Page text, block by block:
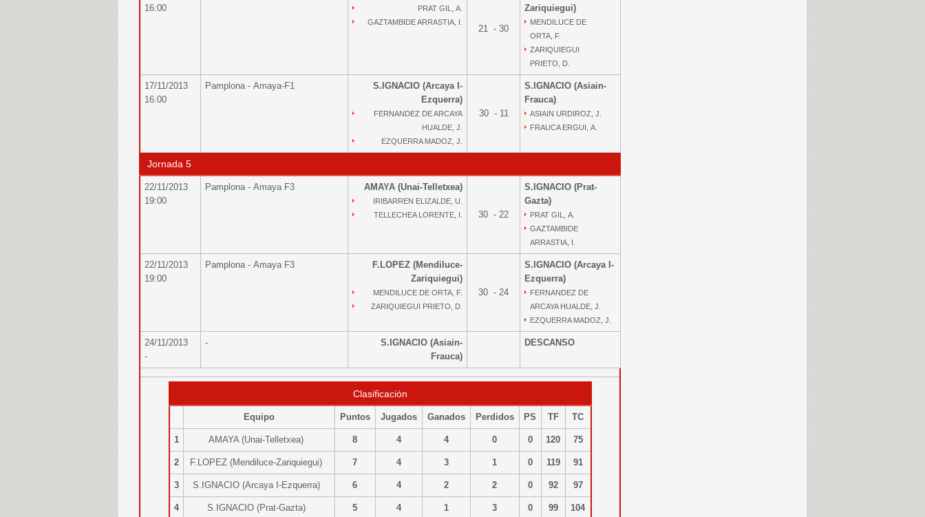
16:00
PRAT GIL, A.
GAZTAMBIDE ARRASTIA, I.
21 - 30
Zariquiegui)
MENDILUCE DE
ORTA, F.
ZARIQUIEGUI
PRIETO, D.
17/11/2013
16:00
Pamplona - Amaya-F1
S.IGNACIO (Arcaya I-
Ezquerra)
FERNANDEZ DE ARCAYA
HUALDE, J.
EZQUERRA MADOZ, J.
30 - 11
S.IGNACIO (Asiain-
Frauca)
ASIAIN URDIROZ, J.
FRAUCA ERGUI, A.
Jornada 5
22/11/2013
19:00
Pamplona - Amaya F3 AMAYA (Unai-Telletxea)
IRIBARREN ELIZALDE, U.
TELLECHEA LORENTE, I.
30 - 22
S.IGNACIO (Prat-
Gazta)
PRAT GIL, A.
GAZTAMBIDE
ARRASTIA, I.
22/11/2013
19:00
Pamplona - Amaya F3
F.LOPEZ (Mendiluce-
Zariquiegui)
MENDILUCE DE ORTA, F.
ZARIQUIEGUI PRIETO, D.
30 - 24
S.IGNACIO (Arcaya I-
Ezquerra)
FERNANDEZ DE
ARCAYA HUALDE, J.
EZQUERRA MADOZ, J.
24/11/2013
-
-
S.IGNACIO (Asiain-
Frauca)
DESCANSO
Clasificación
Equipo Puntos Jugados Ganados Perdidos PS TF TC
1 AMAYA (Unai-Telletxea) 8 4 4 0 0 120 75
2 F.LOPEZ (Mendiluce-Zariquiegui) 7 4 3 1 0 119 91
3 S.IGNACIO (Arcaya I-Ezquerra) 6 4 2 2 0 92 97
4 S.IGNACIO (Prat-Gazta) 5 4 1 3 0 99 104